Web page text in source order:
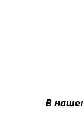
В